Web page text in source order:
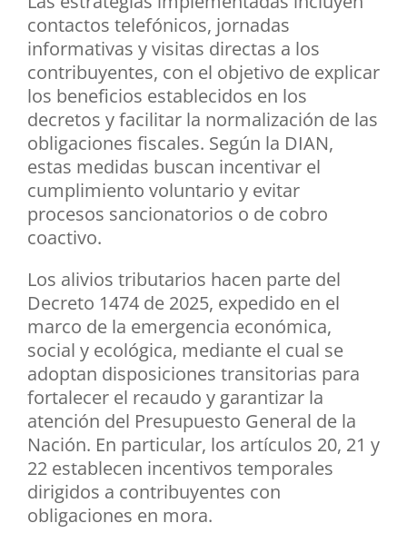
contactos telefónicos, jornadas
informativas y visitas directas a los
contribuyentes, con el objetivo de explicar
los beneficios establecidos en los
decretos y facilitar la normalización de las
obligaciones fiscales. Según la DIAN,
estas medidas buscan incentivar el
cumplimiento voluntario y evitar
procesos sancionatorios o de cobro
coactivo.
Los alivios tributarios hacen parte del
Decreto 1474 de 2025, expedido en el
marco de la emergencia económica,
social y ecológica, mediante el cual se
adoptan disposiciones transitorias para
fortalecer el recaudo y garantizar la
atención del Presupuesto General de la
Nación. En particular, los artículos 20, 21 y
22 establecen incentivos temporales
dirigidos a contribuyentes con
obligaciones en mora.